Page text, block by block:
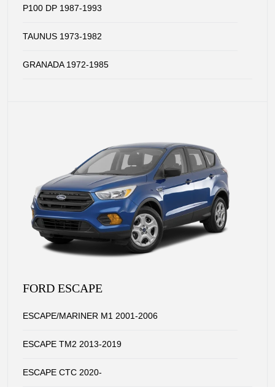
P100 DP 1987-1993
TAUNUS 1973-1982
GRANADA 1972-1985
FORD ESCAPE
ESCAPE/MARINER M1 2001-2006
ESCAPE TM2 2013-2019
ESCAPE CTC 2020-